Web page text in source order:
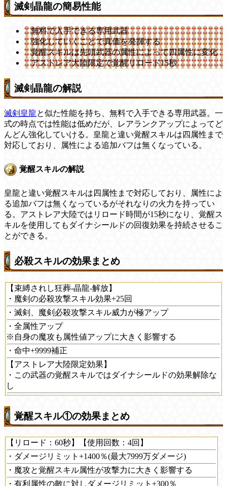
滅剣晶龍の簡易性能
無料で入手できる専用武器
強化していくことで真価を発揮する
覚醒スキルは先頭武器の属性によって四属性に変化
アストレア大陸限定で覚醒リロード15秒
滅剣晶龍の解説
滅剣皇龍と似た性能を持ち、無料で入手できる専用武器。一
式の時点では性能は低めだが、レアランクアップによってど
んどん強化していける。皇龍と違い覚醒スキルは四属性まで
対応しており、属性による追加バフは無くなっている。
覚醒スキルの解説
皇龍と違い覚醒スキルは四属性まで対応しており、属性によ
る追加バフは無くなっているがそれなりの火力を持ってい
る。アストレア大陸ではリロード時間が15秒になり、覚醒ス
キルを使用してもダイナシールドの回復効果を持続させるこ
とができる。
必殺スキルの効果まとめ
【束縛されし狂葬-晶龍-解放】
・魔剣の必殺攻撃スキル効果+25回
・滅剣、魔剣必殺攻撃スキル威力が極アップ
・全属性アップ
※自身の魔攻も属性値アップに大きく影響する
・命中+9999補正
【アストレア大陸限定効果】
・この武器の覚醒スキルではダイナシールドの効果解除な
し
覚醒スキル①の効果まとめ
【リロード：60秒】【使用回数：4回】
・ダメージリミット+1400％(最大7999万ダメージ)
・魔攻と覚醒スキル属性が攻撃力に大きく影響する
・有利属性の敵に対しダメージリミット+300％